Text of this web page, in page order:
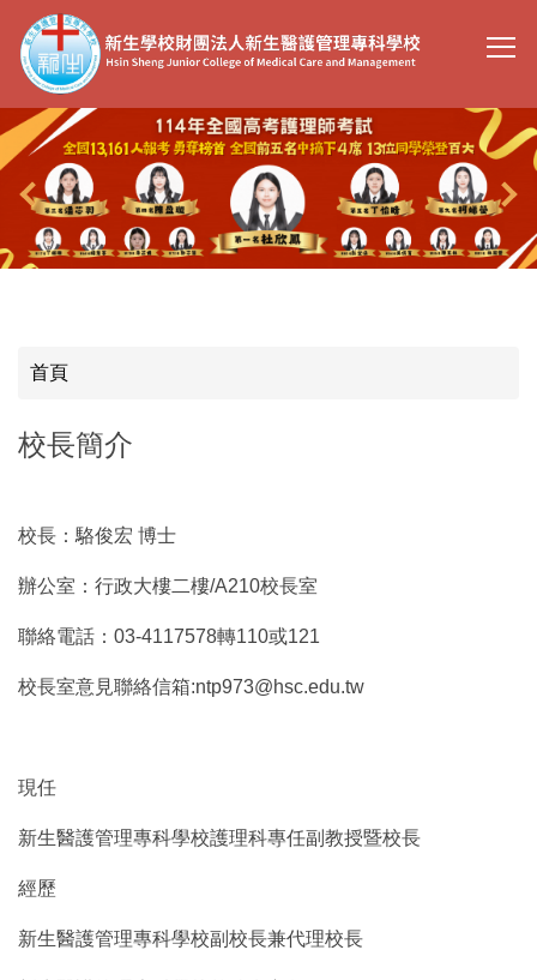
到
主
要
內
容
區
首頁
校長簡介
校長：駱俊宏 博士
辦公室：行政大樓二樓/A210校長室
聯絡電話：03-4117578轉110或121
校長室意見聯絡信箱:ntp973@hsc.edu.tw
現任
新生醫護管理專科學校護理科專任副教授暨校長
經歷
新生醫護管理專科學校副校長兼代理校長